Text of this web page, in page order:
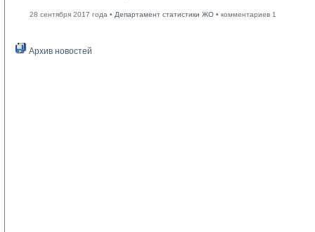
28 сентября 2017 года • Департамент статистики ЖО • комментариев 1
Архив новостей